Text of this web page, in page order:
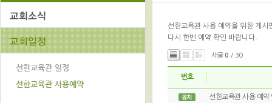
선한교육관 사용 예약을 위한 게
다시 한번 예약 확인 바랍니다.
새글0 / 30
번호
선한교육관 사용 예약